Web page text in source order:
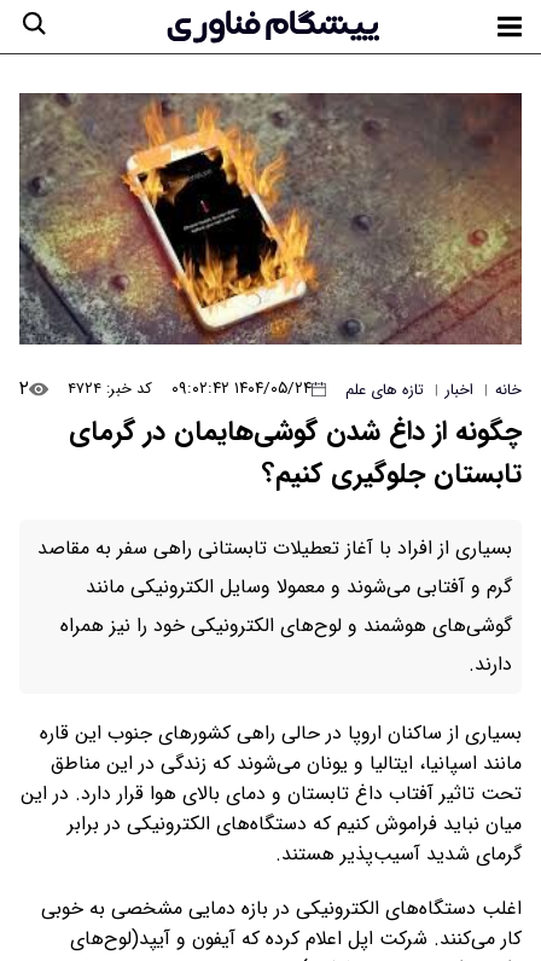
خانه | اخبار | تازه های علم ۱۴۰۴/۰۵/۲۴ ۰۹:۰۲:۴۲ کد خبر: ۴۷۲۴ ۲
چگونه از داغ شدن گوشی‌هایمان در گرمای
تابستان جلوگیری کنیم؟
بسیاری از افراد با آغاز تعطیلات تابستانی راهی سفر به مقاصد
گرم و آفتابی می‌شوند و معمولا وسایل الکترونیکی مانند
گوشی‌های هوشمند و لوح‌های الکترونیکی خود را نیز همراه
دارند.
بسیاری از ساکنان اروپا در حالی راهی کشورهای جنوب این قاره
مانند اسپانیا، ایتالیا و یونان می‌شوند که زندگی در این مناطق
تحت تاثیر آفتاب داغ تابستان و دمای بالای هوا قرار دارد. در این
میان نباید فراموش کنیم که دستگاه‌های الکترونیکی در برابر
گرمای شدید آسیب‌پذیر هستند.
اغلب دستگاه‌های الکترونیکی در بازه دمایی مشخصی به‌ خوبی
کار می‌کنند. شرکت اپل اعلام کرده که آیفون و آیپد(لوح‌های